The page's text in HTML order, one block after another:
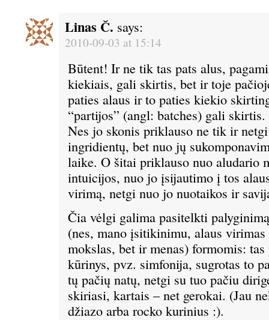
Linas Č. says:
2010-09-03 at 15:14
Būtent! Ir ne tik tas pats alus,
kiekiais, gali skirtis, bet ir toje
paties alaus ir to paties kiekio
“partijos” (angl: batches) gali
Nes jo skonis priklauso ne tik ir
ingridientų, bet nuo jų
laike. O šitai priklauso nuo aludario
intuicijos, nuo jo įsijautimo į tos
virimą, netgi nuo jo nuotaikos ir
Čia vėlgi galima pasitelkti
(nes, mano įsitikinimu, alaus
mokslas, bet ir menas) formomis:
kūrinys, pvz. simfonija, sugrotas to
tų pačių natų, netgi su tuo pačiu
skiriasi, kartais – net gerokai. (Jau
džiazo arba rocko kurinius :).